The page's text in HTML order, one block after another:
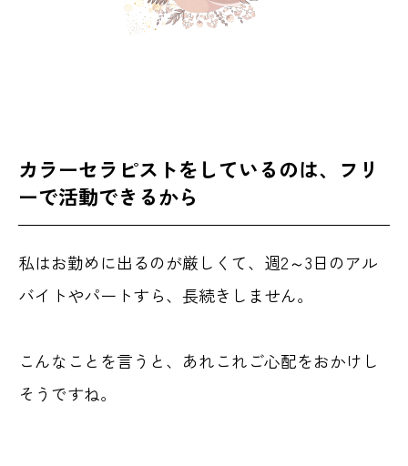
カラーセラピストをしているのは、フリ
ーで活動できるから
私はお勤めに出るのが厳しくて、週2～3日のアル
バイトやパートすら、長続きしません。
こんなことを言うと、あれこれご心配をおかけし
そうですね。